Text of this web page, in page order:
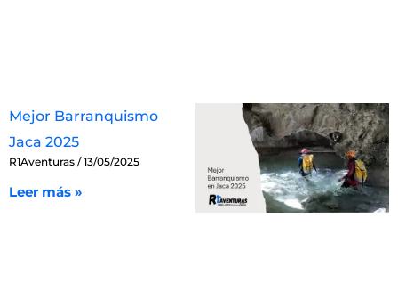
Mejor Barranquismo
Jaca 2025
R1Aventuras 13/05/2025
Leer más »